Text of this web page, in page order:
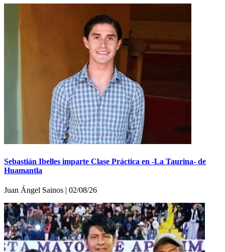
Sebastián Ibelles imparte Clase Práctica en -La Taurina- de
Huamantla
Juan Ángel Sainos | 02/08/26